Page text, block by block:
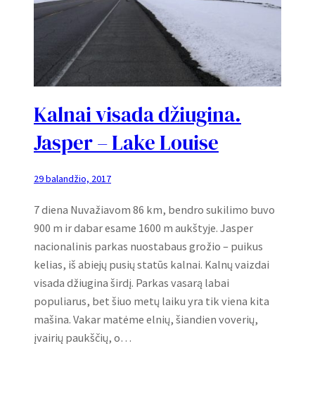
Kalnai visada džiugina.
Jasper – Lake Louise
29 balandžio, 2017
7 diena Nuvažiavom 86 km, bendro sukilimo buvo
900 m ir dabar esame 1600 m aukštyje. Jasper
nacionalinis parkas nuostabaus grožio – puikus
kelias, iš abiejų pusių statūs kalnai. Kalnų vaizdai
visada džiugina širdį. Parkas vasarą labai
populiarus, bet šiuo metų laiku yra tik viena kita
mašina. Vakar matėme elnių, šiandien voverių,
įvairių paukščių, o…